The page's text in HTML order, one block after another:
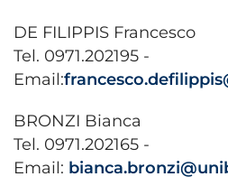
DE FILIPPIS Francesco
Tel. 0971.202195 -
Email:
BRONZI Bianca
Tel. 0971.202165 -
Email: